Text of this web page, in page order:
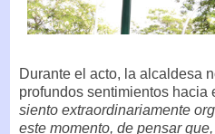
Durante el acto, la alcaldesa
profundos sentimientos hacia
siento extraordinariamente
este momento, de pensar